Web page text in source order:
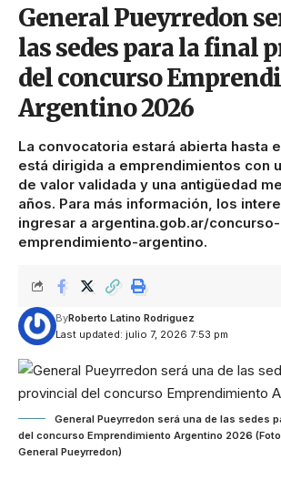
General Pueyrredon
las sedes para la final
del concurso
Argentino 2026
La convocatoria estará abierta hasta
está dirigida a emprendimientos con
de valor validada y una antigüedad
años. Para más información, los
ingresar a argentina.gob.ar/concurso-
emprendimiento-argentino.
Last updated: julio 7, 2026 7:53 pm
ByRoberto Latino Rodriguez
General Pueyrredon será una de las sedes
del concurso Emprendimiento Argentino 2026
General Pueyrredon)